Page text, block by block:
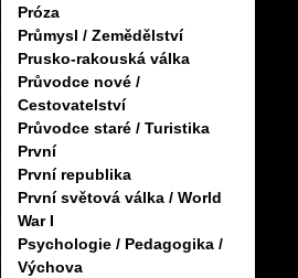
Próza
Průmysl / Zemědělství
Prusko-rakouská válka
Průvodce nové /
Cestovatelství
Průvodce staré / Turistika
První
První republika
První světová válka / World
War I
Psychologie / Pedagogika /
Výchova